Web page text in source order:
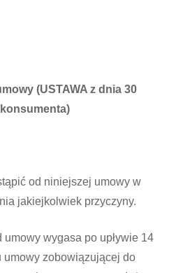
(USTAWA z dnia 30
od niniejszej umowy w
jakiejkolwiek przyczyny.
wygasa po upływie 14
umowy zobowiązującej do